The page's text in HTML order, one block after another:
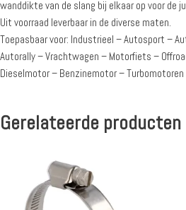
wanddikte van de slang bij elkaar op voor de
Uit voorraad leverbaar in de diverse maten.
Toepasbaar voor: Industrieel – Autosport –
Autorally – Vrachtwagen – Motorfiets –
Dieselmotor – Benzinemotor – Turbomotoren
Gerelateerde producten